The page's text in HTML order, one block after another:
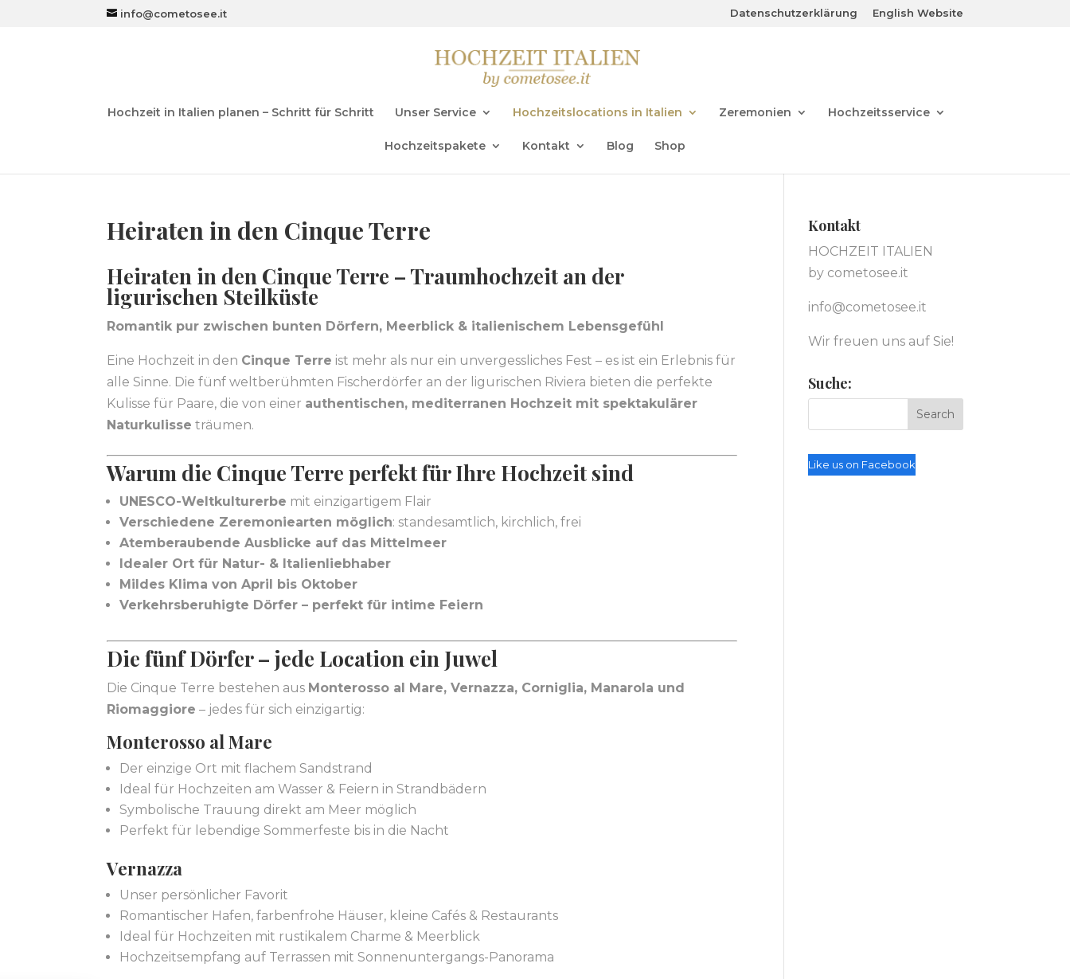
info@cometosee.it Datenschutzerklärung English Website
Hochzeit in Italien planen – Schritt für Schritt Unser Service Hochzeitslocations in Italien Zeremonien Hochzeitsservice
Hochzeitspakete Kontakt Blog Shop
Heiraten in den Cinque Terre
Heiraten in den Cinque Terre – Traumhochzeit an der
ligurischen Steilküste
Romantik pur zwischen bunten Dörfern, Meerblick & italienischem Lebensgefühl
Eine Hochzeit in den Cinque Terre ist mehr als nur ein unvergessliches Fest – es ist ein Erlebnis für
alle Sinne. Die fünf weltberühmten Fischerdörfer an der ligurischen Riviera bieten die perfekte
Kulisse für Paare, die von einer authentischen, mediterranen Hochzeit mit spektakulärer
Naturkulisse träumen.
Warum die Cinque Terre perfekt für Ihre Hochzeit sind
UNESCO-Weltkulturerbe mit einzigartigem Flair
Verschiedene Zeremoniearten möglich: standesamtlich, kirchlich, frei
Atemberaubende Ausblicke auf das Mittelmeer
Idealer Ort für Natur- & Italienliebhaber
Mildes Klima von April bis Oktober
Verkehrsberuhigte Dörfer – perfekt für intime Feiern
Die fünf Dörfer – jede Location ein Juwel
Die Cinque Terre bestehen aus Monterosso al Mare, Vernazza, Corniglia, Manarola und
Riomaggiore – jedes für sich einzigartig:
Monterosso al Mare
Der einzige Ort mit flachem Sandstrand
Ideal für Hochzeiten am Wasser & Feiern in Strandbädern
Symbolische Trauung direkt am Meer möglich
Perfekt für lebendige Sommerfeste bis in die Nacht
Vernazza
Unser persönlicher Favorit
Romantischer Hafen, farbenfrohe Häuser, kleine Cafés & Restaurants
Ideal für Hochzeiten mit rustikalem Charme & Meerblick
Hochzeitsempfang auf Terrassen mit Sonnenuntergangs-Panorama
Kontakt
HOCHZEIT ITALIEN
by cometosee.it
info@cometosee.it
Wir freuen uns auf Sie!
Suche:
Like us on Facebook